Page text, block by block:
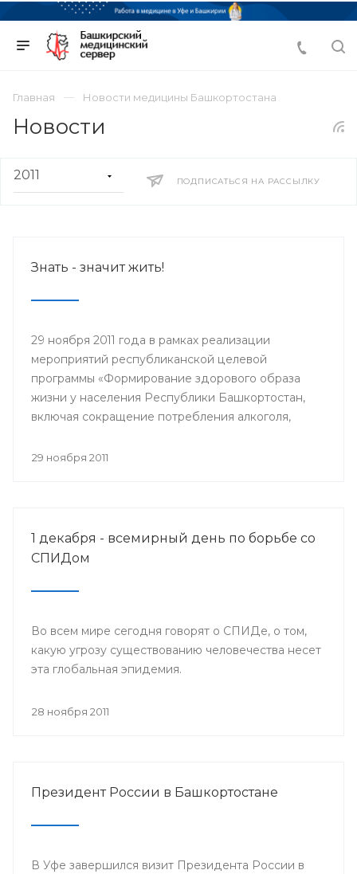
Главная Новости медицины Башкортостана
Новости
ПОДПИСАТЬСЯ НА РАССЫЛКУ
Знать - значит жить!
29 ноября 2011 года в рамках реализации
мероприятий республиканской целевой
программы «Формирование здорового образа
жизни у населения Республики Башкортостан,
включая сокращение потребления алкоголя,
годы» и проведения Всемирного дня борьбы со
выбираем здоровый образ жизни».
29 ноября 2011
1 декабря - всемирный день по борьбе со
СПИДом
Во всем мире сегодня говорят о СПИДе, о том,
какую угрозу существованию человечества несет
эта глобальная эпидемия.
28 ноября 2011
Президент России в Башкортостане
В Уфе завершился визит Президента России в